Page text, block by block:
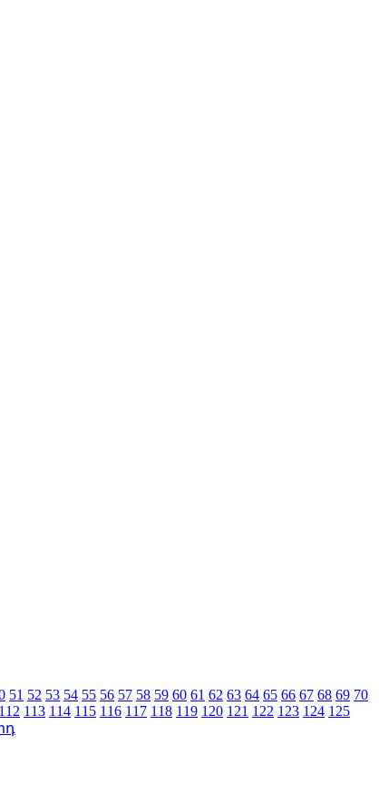
51 52 53 54 55 56 57 58 59 60 61 62 63 64 65 66 67 68 69 70
112 113 114 115 116 117 118 119 120 121 122 123 124 125